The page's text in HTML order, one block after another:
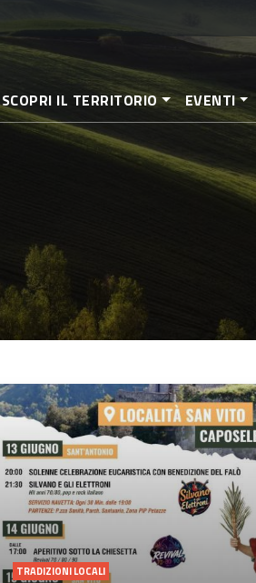
al
contenuto
principale
SCOPRI IL TERRITORIO EVENTI
TRADIZIONI LOCALI